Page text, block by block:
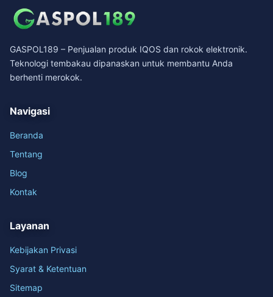
GASPOL189 – Penjualan produk IQOS dan rokok elektronik.
Teknologi tembakau dipanaskan untuk membantu Anda
berhenti merokok.
Navigasi
Beranda
Tentang
Blog
Kontak
Layanan
Kebijakan Privasi
Syarat & Ketentuan
Sitemap